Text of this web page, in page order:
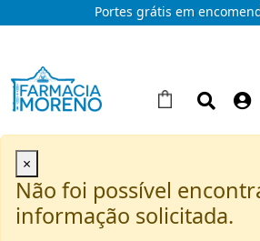
Portes grátis em
×
Não foi possível
informação solicitada.